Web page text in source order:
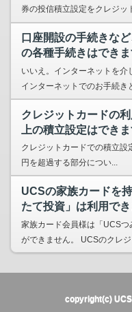
券の投信積立設定をクレジッ
口座開設の手続きな
の各種手続きはできま
いいえ。インターネットを介
インターネットでのお手続き
クレジットカードの
上の積立設定はでき
クレジットカードでの積立
円を超過する部分につい...
UCSの家族カードを
たて投資」は利用で
家族カード会員様は「UCSつ
ができません。 UCSのクレジ
copyright(c)